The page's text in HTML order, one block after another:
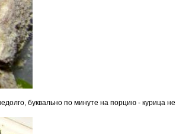
буквально по минуте на порцию - курица